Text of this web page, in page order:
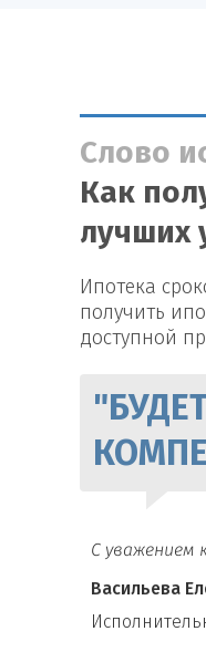
Слово
Как
лучших
Ипотека
получить
доступной
С уважением
Васильева
И